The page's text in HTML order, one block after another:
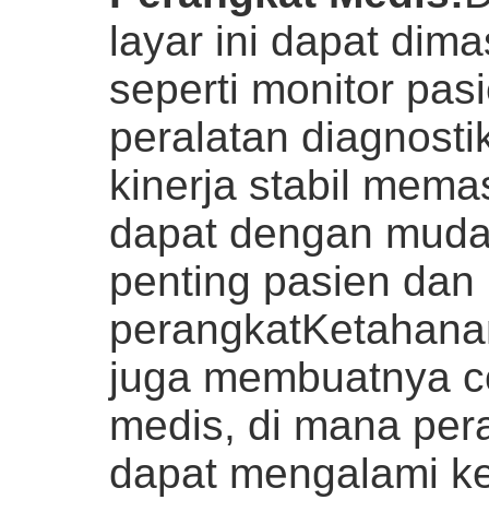
layar ini dapat
seperti monitor
peralatan
kinerja stabil
dapat dengan
penting pasien dan
juga membuatnya
medis, di mana
dapat mengalami